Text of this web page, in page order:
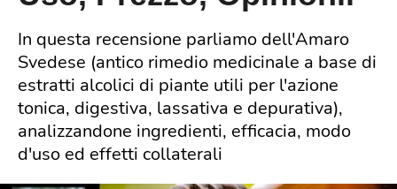
In questa recensione parliamo dell'Amaro
Svedese (antico rimedio medicinale a base di
estratti alcolici di piante utili per l'azione
tonica, digestiva, lassativa e depurativa),
analizzandone ingredienti, efficacia, modo
d'uso ed effetti collaterali